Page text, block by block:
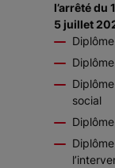
l’arrêté du
5 juillet
social